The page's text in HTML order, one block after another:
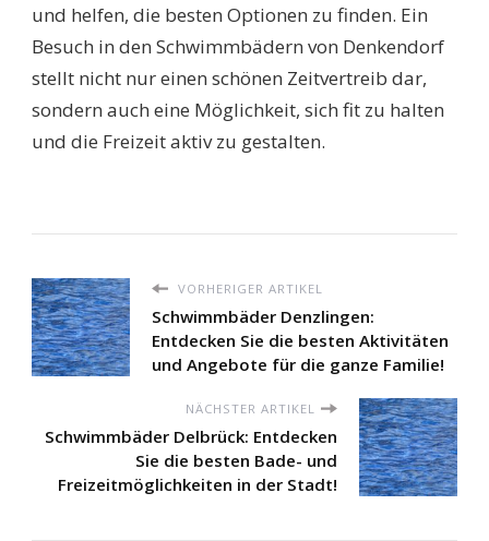
und helfen, die besten Optionen zu finden. Ein
Besuch in den Schwimmbädern von Denkendorf
stellt nicht nur einen schönen Zeitvertreib dar,
sondern auch eine Möglichkeit, sich fit zu halten
und die Freizeit aktiv zu gestalten.
VORHERIGER ARTIKEL
Schwimmbäder Denzlingen:
Entdecken Sie die besten Aktivitäten
und Angebote für die ganze Familie!
NÄCHSTER ARTIKEL
Schwimmbäder Delbrück: Entdecken
Sie die besten Bade- und
Freizeitmöglichkeiten in der Stadt!